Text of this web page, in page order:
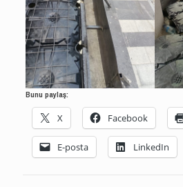
Bunu paylaş:
X Facebook
E-posta LinkedIn